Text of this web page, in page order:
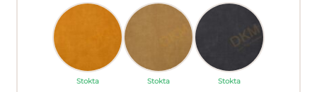
Stokta Stokta
Stokta